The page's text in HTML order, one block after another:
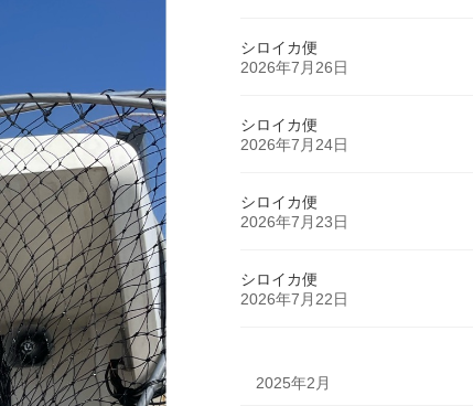
シロイカ便
2026年7月26日
シロイカ便
2026年7月24日
シロイカ便
2026年7月23日
シロイカ便
2026年7月22日
2025年2月